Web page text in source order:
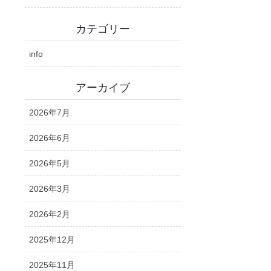
カテゴリー
info
アーカイブ
2026年7月
2026年6月
2026年5月
2026年3月
2026年2月
2025年12月
2025年11月